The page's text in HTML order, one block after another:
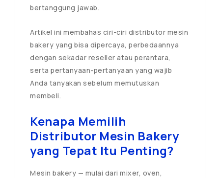
bertanggung jawab.
Artikel ini membahas ciri-ciri distributor mesin
bakery yang bisa dipercaya, perbedaannya
dengan sekadar reseller atau perantara,
serta pertanyaan-pertanyaan yang wajib
Anda tanyakan sebelum memutuskan
membeli.
Kenapa Memilih
Distributor Mesin Bakery
yang Tepat Itu Penting?
Mesin bakery — mulai dari mixer, oven,